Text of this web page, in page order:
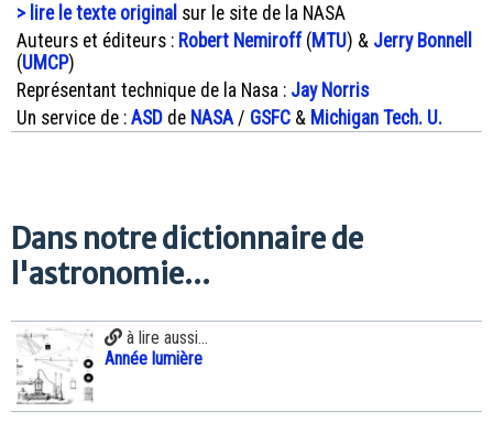
> lire le texte original sur le site de la NASA
Auteurs et éditeurs : Robert Nemiroff(MTU) & Jerry Bonnell
(UMCP)
Représentant technique de la Nasa : Jay Norris
Un service de : ASD de NASA / GSFC & Michigan Tech. U.
Dans notre dictionnaire de
l'astronomie...
à lire aussi...
Année lumière